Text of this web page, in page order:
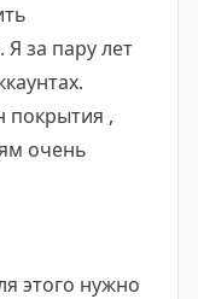
за пару лет
покрытия ,
очень
этого нужно